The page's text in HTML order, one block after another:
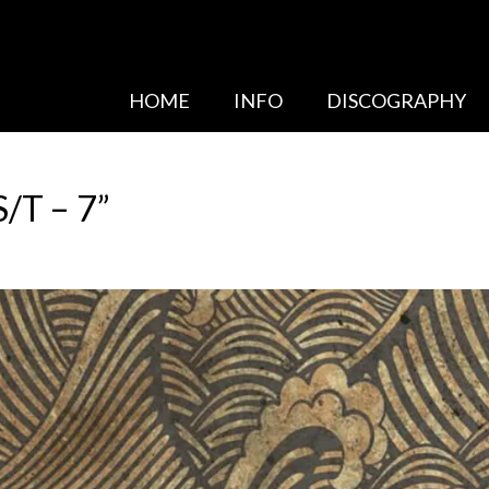
HOME INFO DISCOGRAPHY
T – 7”